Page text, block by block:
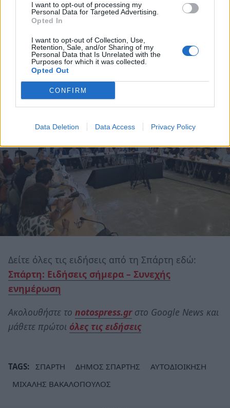
I want to opt-out of processing my
Personal Data for Targeted Advertising.
Opted In
I want to opt-out of Collection, Use,
Retention, Sale, and/or Sharing of my
Personal Data that Is Unrelated with the
Purposes for which it was collected.
Opted Out
CONFIRM
Data Deletion Data Access Privacy Policy
Δείτε όλες τις ειδήσεις από τη Σπάρτη εδώ:
Σπάρτη: Ειδήσεις σήμερα – Συνεχής
ενημέρωση
Ακολουθήστε το notospress.grστο Google News και
μάθετε πρώτοι όλες τις ειδήσεις
TAGS: ΣΠΑΡΤΗ ΔΗΜΟΣ ΣΠΑΡΤΗΣ
ΑΥΤΟΔΙΟΙΚΗΣΗ
ΜΙΧΑΛΗΣ ΒΑΚΑΛΟΠΟΥΛΟΣ